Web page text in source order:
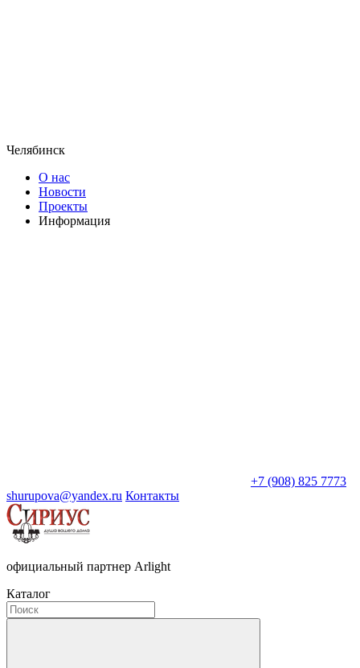
Челябинск
О нас
Новости
Проекты
Информация
+7 (908) 825 7773
shurupova@yandex.ru Контакты
официальный партнер Arlight
Каталог